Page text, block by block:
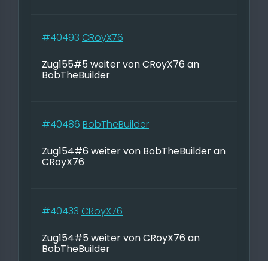
#40493 CRoyX76
Zug155#5 weiter von CRoyX76 an
BobTheBuilder
#40486 BobTheBuilder
Zug154#6 weiter von BobTheBuilder an
CRoyX76
#40433 CRoyX76
Zug154#5 weiter von CRoyX76 an
BobTheBuilder